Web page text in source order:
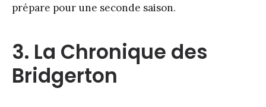
prépare pour une seconde saison.
3. La Chronique des
Bridgerton